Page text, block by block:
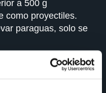
a 500 g
como proyectiles.
paraguas, solo se
de bengalas,
general, productos